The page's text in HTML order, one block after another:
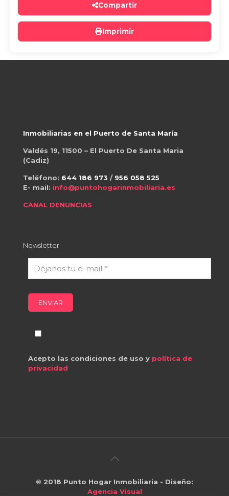
Compartir
Imprimir
Inmobiliarias en el Puerto de Santa María
Valdés 19, 11500 – El Puerto De Santa Maria
(Cadiz)
Teléfono: 644 186 973 / 956 058 525
E- mail: info@puntohogarinmobiliaria.es
CANAL DENUNCIAS
Newsletter
Acepto las condiciones de uso y política de
privacidad
© 2018 Punto Hogar Inmobiliaria - Diseño:
Agencia Visual